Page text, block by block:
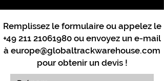
Remplissez le formulaire ou appelez le
+49 211 21061980 ou envoyez un e-mail
à europe@globaltrackwarehouse.com
pour obtenir un devis !